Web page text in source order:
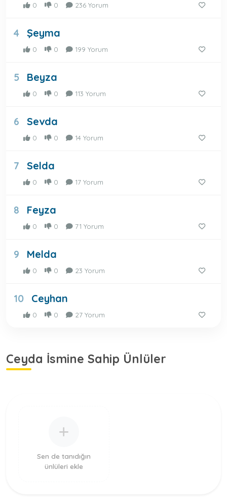
0 0 236 Yorum
4 Şeyma
0 0 199 Yorum
5 Beyza
0 0 113 Yorum
6 Sevda
0 0 14 Yorum
7 Selda
0 0 17 Yorum
8 Feyza
0 0 71 Yorum
9 Melda
0 0 23 Yorum
10 Ceyhan
0 0 27 Yorum
Ceyda İsmine Sahip Ünlüler
Sen de tanıdığın
ünlüleri ekle